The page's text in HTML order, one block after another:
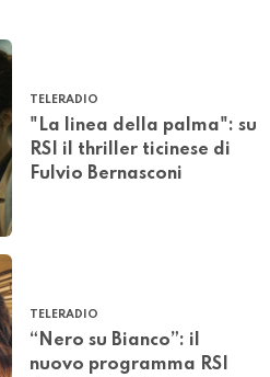
TELERADIO
"La linea della palma": su
RSI il thriller ticinese di
Fulvio Bernasconi
TELERADIO
“Nero su Bianco”: il
nuovo programma RSI